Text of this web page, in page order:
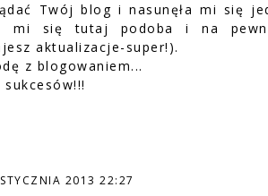
Twój blog i nasunęła mi się
mi się tutaj podoba i na
aktualizacje-super!).
z blogowaniem...
2013 22:27